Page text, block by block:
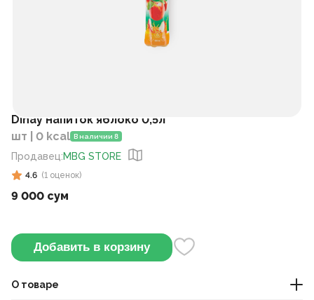
Dinay напиток яблоко 0,5л
шт | 0 kcal В наличии 8
Продавец:MBG STORE
4.6 (1 оценок)
9 000 сум
Добавить в корзину
О товаре